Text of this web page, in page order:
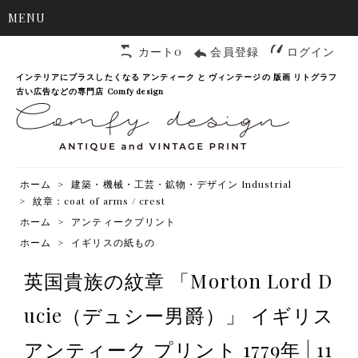
MENU
カート0 会員登録 ログイン
インテリアにプラスしたくなる アンティーク と ヴィンテージの 版画 リトグラフ
古い広告などの専門店 Comfy design
ホーム >
建築・機械・工芸・鉱物・デザイン Industrial
>
紋章：coat of arms / crest
ホーム
>
アンティークプリント
ホーム
> イギリスの紙もの
英国貴族の紋章 「Morton Lord D
ucie（デュシー男爵）」 イギリス
アンティーク プリント 1779年 | 11